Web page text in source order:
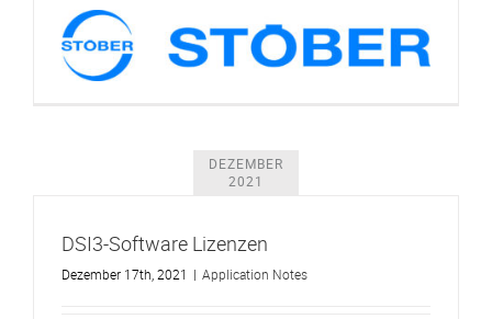
DEZEMBER
2021
DSI3-Software Lizenzen
Dezember 17th, 2021 | Application Notes